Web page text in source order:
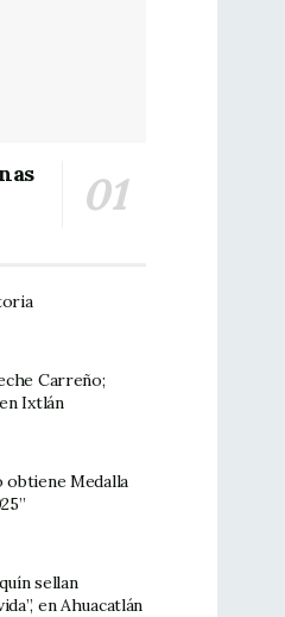
Carreño;
Ixtlán
obtiene Medalla
sellan
en Ahuacatlán